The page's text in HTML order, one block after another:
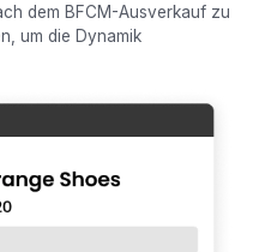
dem BFCM-Ausverkauf zu
um die Dynamik